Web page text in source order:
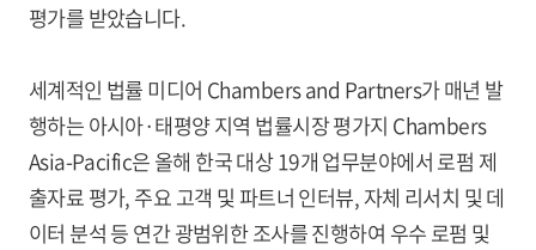
평가를 받았습니다.
세계적인 법률 미디어 Chambers and Partners가 매년 발
행하는 아시아·태평양 지역 법률시장 평가지 Chambers
Asia-Pacific은 올해 한국 대상 19개 업무분야에서 로펌 제
출자료 평가, 주요 고객 및 파트너 인터뷰, 자체 리서치 및 데
이터 분석 등 연간 광범위한 조사를 진행하여 우수 로펌 및